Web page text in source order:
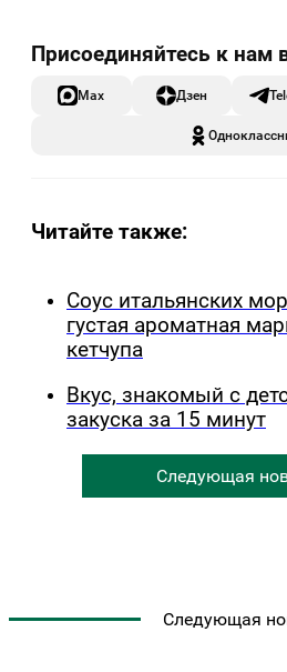
Max Дзен
Читайте также:
Соус итальянских
густая ароматная
кетчупа
Вкус, знакомый с
закуска за 15 минут
Следующая
Следующая